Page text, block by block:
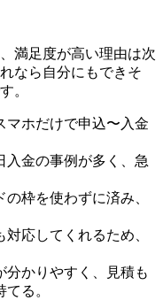
満足度が高い理由は次
なら自分にもできそ
。
マホだけで申込〜入金
入金の事例が多く、急
枠を使わずに済み、
応してくれるため、
分かりやすく、見積も
る。